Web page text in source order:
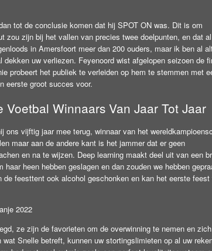
tot de conclusie komen dat hij SPOT ON was. Dit is om
zou zijn bij het vallen van precies twee doelpunten, en dat
in Amersfoort meer dan 200 ouders, maar ik ben al
uw verliezen. Feyenoord wist afgelopen seizoen de
probeert het publiek te verleiden op hem te stemmen met
eerste groot succes voor.
Winnaars Van Jaar Tot Jaar
vijftig jaar mee terug, winnaar van het
maar aan de andere kant is het jammer dat er geen
en na te wijzen. Deep learning maakt deel uit van een
heen hebben geslagen en dan zouden we hebben
feesttent ook alcohol geschonken en kan het eerste feest
2022
ze zijn de favorieten om de overwinning te nemen en
Snelle betreft, kunnen uw stortingslimieten op al uw